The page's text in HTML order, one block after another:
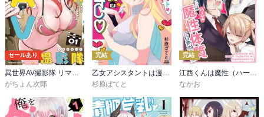
セールあり
異世界AV撮影隊 リマスター
がちょん次郎
完結
乙女アシスタントは漫画家がちゅき
杉原ぽてと
完結
江西くんは魔性（ハーレム）体質に目覚めました
なかお